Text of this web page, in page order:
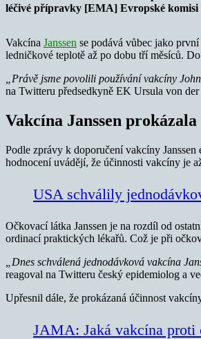
léčivé přípravky [EMA] Evropské
Vakcína Janssen se podává vůbec jako
ledničkové teplotě až po dobu tří měsíců.
„Právě jsme povolili používání vakcíny
na Twitteru předsedkyně EK Ursula von
Vakcína Janssen
Podle zprávy k doporučení vakcíny
hodnocení uvádějí, že účinnosti vakcíny je
USA schválily
Očkovací látka Janssen je na rozdíl od
ordinací praktických lékařů. Což je při
„Dnes schválená jednodávková vakcína
reagoval na Twitteru český epidemiolog a
Upřesnil dále, že prokázaná účinnost
JAMA: Jaká vakcína proti